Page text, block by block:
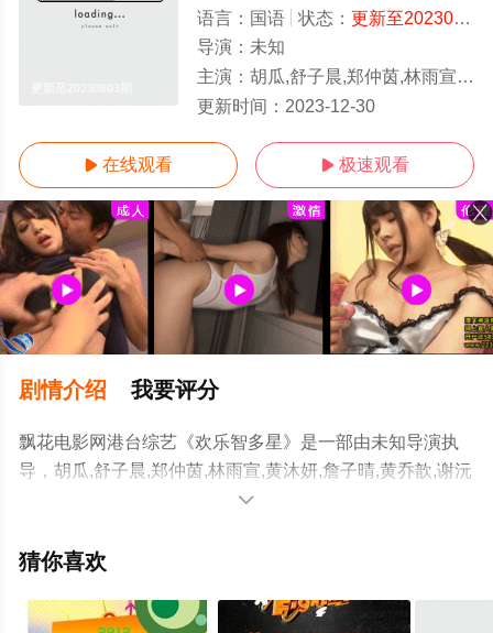
语言： 国语 状态： 更新至20230803期
导演： 未知
主演： 胡瓜,舒子晨,郑仲茵,林雨宣,黄沐妍,詹子晴,黄乔歆,谢沅瑾,杨千霈,徐玮吟,钱薇娟,陈艾
更新时间： 2023-12-30
 在线观看  极速观看
剧情介绍 我要评分
飘花电影网港台综艺《欢乐智多星》是一部由未知导演执
导，胡瓜,舒子晨,郑仲茵,林雨宣,黄沐妍,詹子晴,黄乔歆,谢沅
瑾,杨千霈,徐玮吟,钱薇娟,陈艾熙,白家绮,林玟谊,焦曼婷等演
综艺节目就上飘花影院，更多相关信息可移步至豆瓣综

猜你喜欢